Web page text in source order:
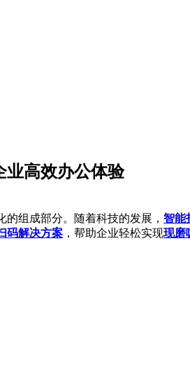
业高效办公体验
组成部分。随着科技的发展， 智能
码解决方案 ，帮助企业轻松实现现磨